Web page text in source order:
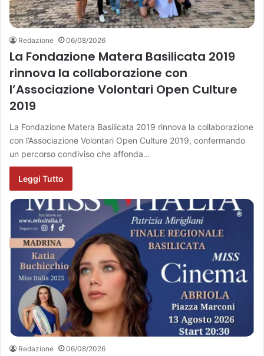
Redazione 06/08/2026
La Fondazione Matera Basilicata 2019
rinnova la collaborazione con
l’Associazione Volontari Open Culture
2019
La Fondazione Matera Basilicata 2019 rinnova la collaborazione
con l’Associazione Volontari Open Culture 2019, confermando
un percorso condiviso che affonda…
Leggi Tutto
Redazione 06/08/2026